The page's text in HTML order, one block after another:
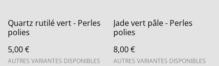
Quartz rutilé vert - Perles
polies
5,00 €
AUTRES VARIANTES DISPONIBLES
Jade vert pâle - Perles
polies
8,00 €
AUTRES VARIANTES DISPONIBLES